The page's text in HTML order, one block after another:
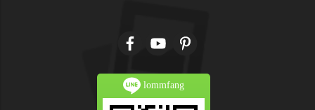
lommfang